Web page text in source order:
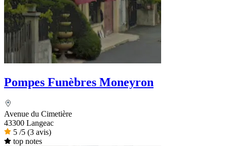
Pompes Funèbres Moneyron
Avenue du Cimetière
43300 Langeac
5 /5 (3 avis)
top notes